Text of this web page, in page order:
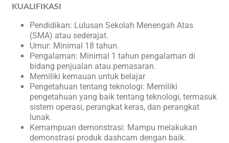
KUALIFIKASI
Pendidikan: Lulusan Sekolah Menengah Atas
(SMA) atau sederajat.
Umur: Minimal 18 tahun.
Pengalaman: Minimal 1 tahun pengalaman di
bidang penjualan atau pemasaran.
Memiliki kemauan untuk belajar
Pengetahuan tentang teknologi: Memiliki
pengetahuan yang baik tentang teknologi, termasuk
sistem operasi, perangkat keras, dan perangkat
lunak.
Kemampuan demonstrasi: Mampu melakukan
demonstrasi produk dashcam dengan baik.